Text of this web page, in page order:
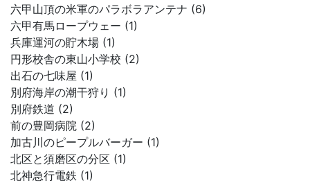
六甲山頂の米軍のパラボラアンテナ (6)
六甲有馬ロープウェー (1)
兵庫運河の貯木場 (1)
円形校舎の東山小学校 (2)
出石の七味屋 (1)
別府海岸の潮干狩り (1)
別府鉄道 (2)
前の豊岡病院 (2)
加古川のピープルバーガー (1)
北区と須磨区の分区 (1)
北神急行電鉄 (1)